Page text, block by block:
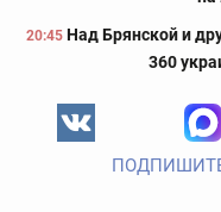
20:45 Над Брянской и
360